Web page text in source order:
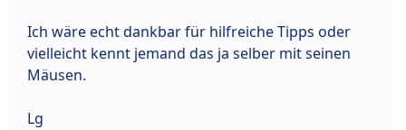
Ich wäre echt dankbar für hilfreiche Tipps oder
vielleicht kennt jemand das ja selber mit seinen
Mäusen.
Lg